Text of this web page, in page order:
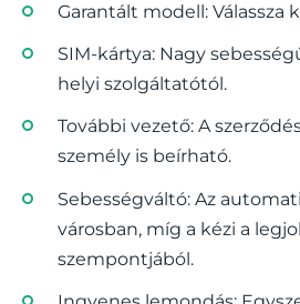
Garantált modell: Válassza
SIM-kártya: Nagy
helyi szolgáltatótól.
További vezető: A
személy is beírható.
Sebességváltó: Az
városban, míg a kézi a
szempontjából.